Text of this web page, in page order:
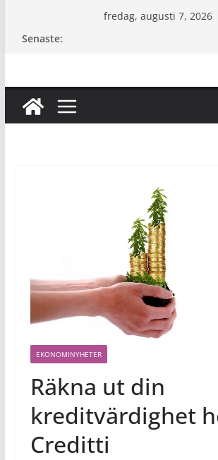
fredag, augusti 7, 2026
Senaste:
EKONOMINYHETER
Räkna ut din
kreditvärdighet
Creditti